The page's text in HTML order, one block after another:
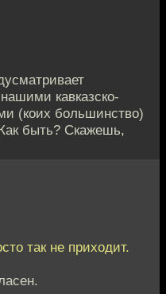
кавказско-
(коих большинство)
быть? Скажешь,
так не приходит.